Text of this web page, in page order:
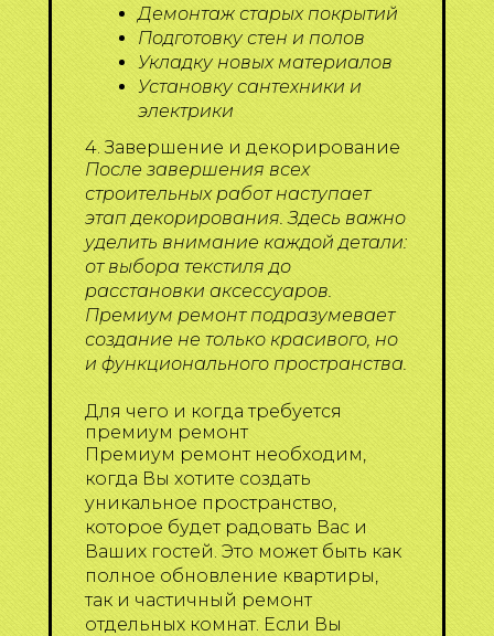
Демонтаж старых покрытий
Подготовку стен и полов
Укладку новых материалов
Установку сантехники и
электрики
4. Завершение и декорирование
После завершения всех
строительных работ наступает
этап декорирования. Здесь важно
уделить внимание каждой детали:
от выбора текстиля до
расстановки аксессуаров.
Премиум ремонт подразумевает
создание не только красивого, но
и функционального пространства.
Для чего и когда требуется
премиум ремонт
Премиум ремонт необходим,
когда Вы хотите создать
уникальное пространство,
которое будет радовать Вас и
Ваших гостей. Это может быть как
полное обновление квартиры,
так и частичный ремонт
отдельных комнат. Если Вы